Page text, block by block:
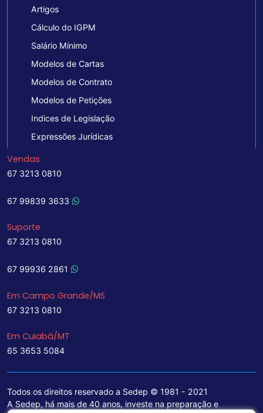
Artigos
Cálculo do IGPM
Salário Mínimo
Modelos de Cartas
Modelos de Contrato
Modelos de Petições
Indices de Legislação
Expressões Jurídicas
Vendas
67 3213 0810
67 99839 3633
Suporte
67 3213 0810
67 99936 2861
Em Campo Grande/MS
67 3213 0810
Em Cuiabá/MT
65 3653 5084
Todos os direitos reservado a Sedep © 1981 - 2021
A Sedep, há mais de 40 anos, investe na preparação e